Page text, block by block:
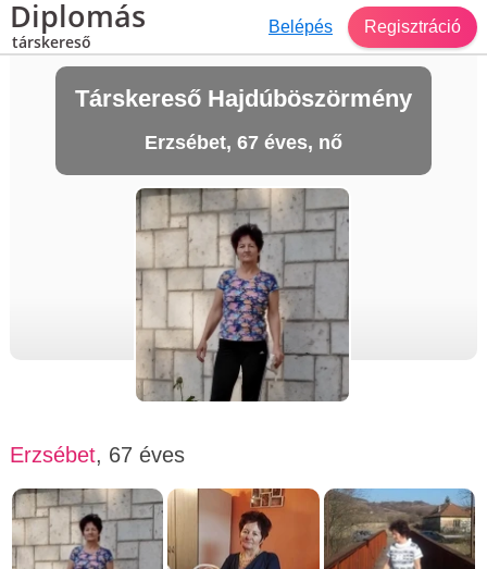
Diplomás
társkereső
Belépés Regisztráció
Társkereső Hajdúböszörmény
Erzsébet, 67 éves, nő
Erzsébet, 67 éves